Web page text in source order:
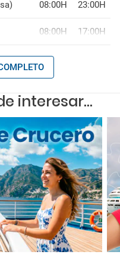
08:00H 23:00H
08:00H 17:00H
interesar...